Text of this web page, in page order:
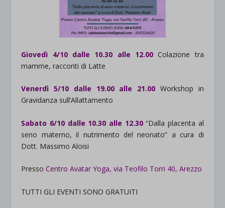
Giovedì 4/10 dalle 10.30 alle 12.00Colazione tra
mamme, racconti di Latte
Venerdì 5/10 dalle 19.00 alle 21.00 Workshop in
Gravidanza sull’Allattamento
Sabato 6/10 dalle 10.30 alle 12.30“Dalla placenta al
seno materno, il nutrimento del neonato” a cura di
Dott. Massimo Aloisi
PressoCentro Avatar Yoga, via Teofilo Torri 40, Arezzo
TUTTI GLI EVENTI SONO GRATUITI